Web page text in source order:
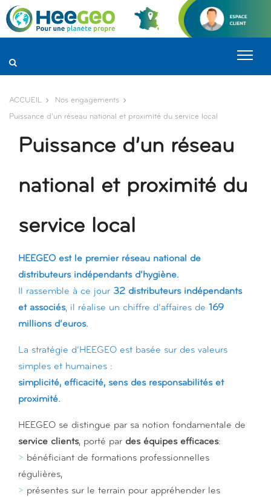
ACCUEIL Nos engagements
Puissance d’un réseau national et proximité du service local
Puissance d’un réseau
national et proximité du
service local
HEEGEO est le premier réseau national de
distributeurs indépendants d’hygiène.
Il rassemble à ce jour 32 distributeurs indépendants
et associés, il réalise un chiffre d’affaires de 169
millions d’euros.
La stratégie d’HEEGEO est basée sur des valeurs
simples et humaines :
simplicité, efficacité, sens des responsabilités et
proximité.
HEEGEO se distingue par sa notion fondamentale de
service clients, porté par des équipes efficaces:
> bénéficiant de formations professionnelles
régulières,
> présentes sur le terrain pour appréhender les
Panneau de gestion des cookies